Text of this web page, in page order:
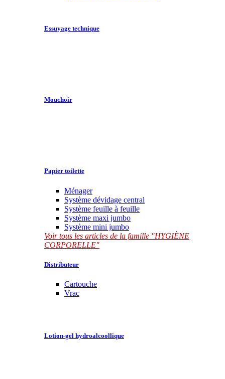
Essuyage technique
Mouchoir
Papier toilette
Ménager
Système dévidage central
Système feuille à feuille
Système maxi jumbo
Système mini jumbo
Voir tous les articles de la famille "HYGIÈNE
CORPORELLE"
Distributeur
Cartouche
Vrac
Lotion-gel hydroalcoollique